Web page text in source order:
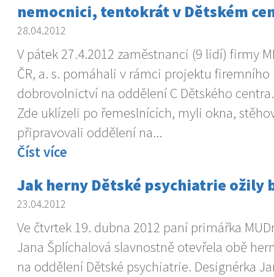
nemocnici, tentokrát v Dětském
28.04.2012
V pátek 27.4.2012 zaměstnanci (9 lidí) firmy
ČR, a. s. pomáhali v rámci projektu firemního
dobrovolnictví na oddělení C Dětského centra.
Zde uklízeli po řemeslnících, myli okna,
připravovali oddělení na...
Číst více
Jak herny Dětské psychiatrie ožily
23.04.2012
Ve čtvrtek 19. dubna 2012 paní primářka
Jana Šplíchalová slavnostně otevřela obě
na oddělení Dětské psychiatrie. Designérka